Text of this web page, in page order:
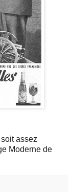
assez
Moderne de